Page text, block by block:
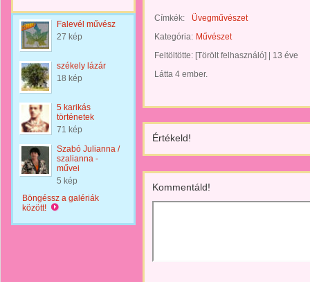
Falevél művész
27 kép
székely lázár
18 kép
5 karikás
történetek
71 kép
Szabó Julianna /
szalianna -
művei
5 kép
Böngéssz a galériák
között!
Címkék:
Üvegművészet
Kategória: Művészet
Feltöltötte: [Törölt felhasználó]
13 éve
Látta 4 ember.
Értékeld!
Kommentáld!